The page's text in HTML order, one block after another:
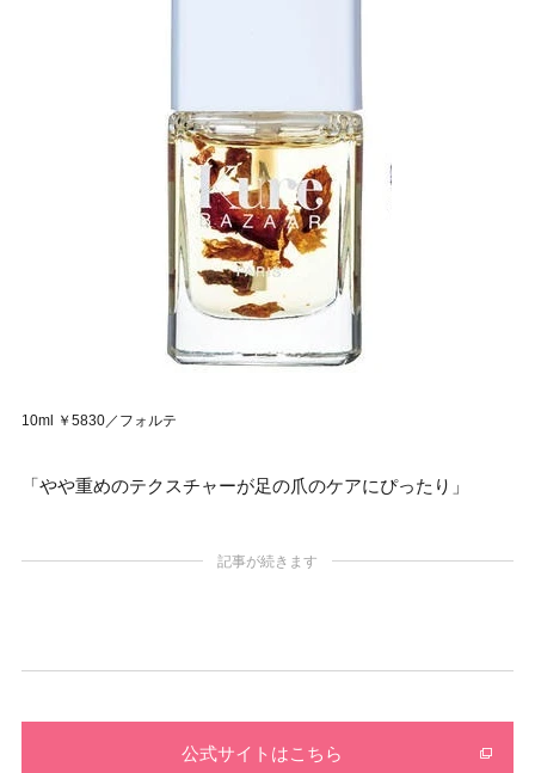
10ml ￥5830／フォルテ
「やや重めのテクスチャーが足の爪のケアにぴったり」
記事が続きます
公式サイトはこちら